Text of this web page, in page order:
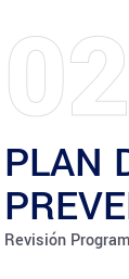
02
PLAN
Revisión